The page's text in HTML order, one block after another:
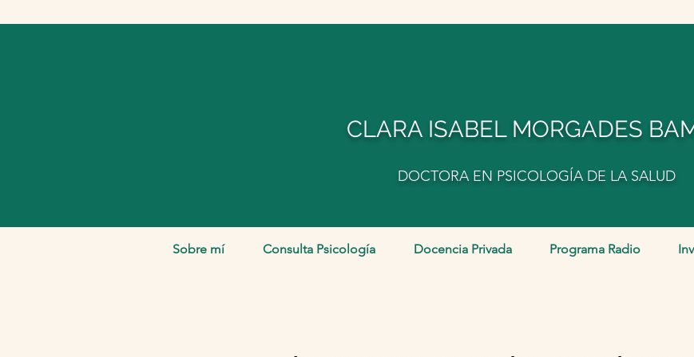
CLARA ISABEL MORGADES
DOCTORA EN PSICOLOGÍA DE LA SALUD
Sobre mí Consulta Psicología Docencia Privada Programa Radio